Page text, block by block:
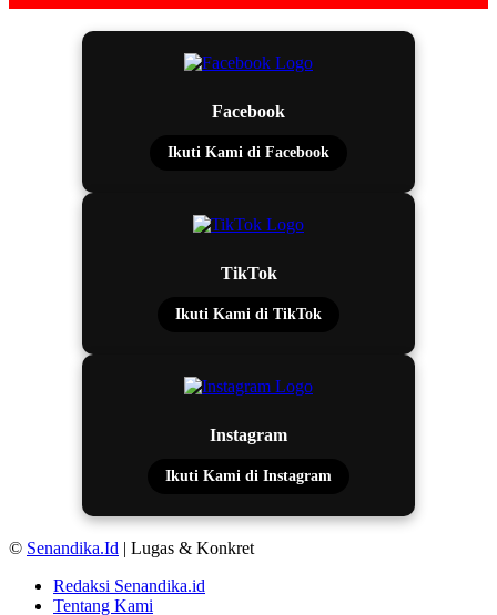
Facebook
Ikuti Kami di Facebook
TikTok
Ikuti Kami di TikTok
Instagram
Ikuti Kami di Instagram
© Senandika.Id | Lugas & Konkret
Redaksi Senandika.id
Tentang Kami